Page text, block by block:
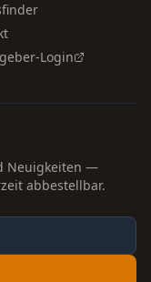
Login
Neuigkeiten —
abbestellbar.